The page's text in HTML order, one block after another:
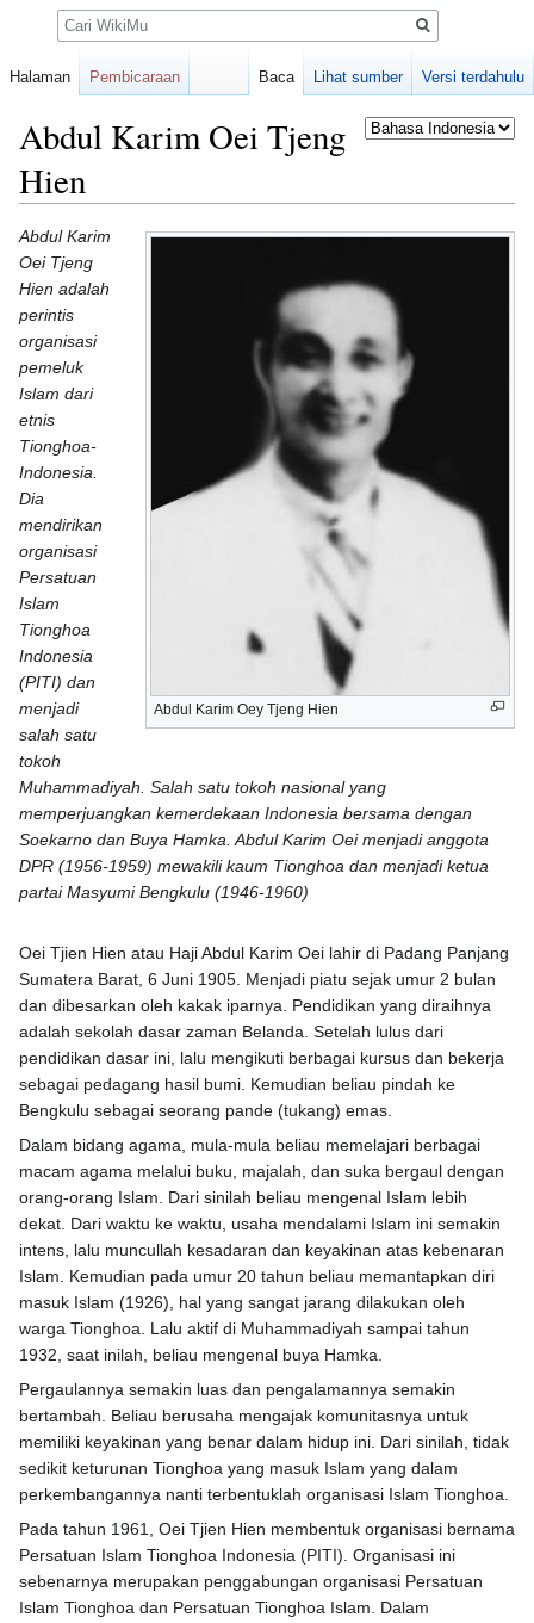
Abdul Karim Oei Tjeng
Hien
Loncat
ke
navigasi
Loncat
ke
pencarian
Abdul Karim Oey Tjeng Hien
Abdul Karim
Oei Tjeng
Hien adalah
perintis
organisasi
pemeluk
Islam dari
etnis
Tionghoa-
Indonesia.
Dia
mendirikan
organisasi
Persatuan
Islam
Tionghoa
Indonesia
(PITI) dan
menjadi
salah satu
tokoh
Muhammadiyah. Salah satu tokoh nasional yang
memperjuangkan kemerdekaan Indonesia bersama dengan
Soekarno dan Buya Hamka. Abdul Karim Oei menjadi anggota
DPR (1956-1959) mewakili kaum Tionghoa dan menjadi ketua
partai Masyumi Bengkulu (1946-1960)
Oei Tjien Hien atau Haji Abdul Karim Oei lahir di Padang Panjang
Sumatera Barat, 6 Juni 1905. Menjadi piatu sejak umur 2 bulan
dan dibesarkan oleh kakak iparnya. Pendidikan yang diraihnya
adalah sekolah dasar zaman Belanda. Setelah lulus dari
pendidikan dasar ini, lalu mengikuti berbagai kursus dan bekerja
sebagai pedagang hasil bumi. Kemudian beliau pindah ke
Bengkulu sebagai seorang pande (tukang) emas.
Dalam bidang agama, mula-mula beliau memelajari berbagai
macam agama melalui buku, majalah, dan suka bergaul dengan
orang-orang Islam. Dari sinilah beliau mengenal Islam lebih
dekat. Dari waktu ke waktu, usaha mendalami Islam ini semakin
intens, lalu muncullah kesadaran dan keyakinan atas kebenaran
Islam. Kemudian pada umur 20 tahun beliau memantapkan diri
masuk Islam (1926), hal yang sangat jarang dilakukan oleh
warga Tionghoa. Lalu aktif di Muhammadiyah sampai tahun
1932, saat inilah, beliau mengenal buya Hamka.
Pergaulannya semakin luas dan pengalamannya semakin
bertambah. Beliau berusaha mengajak komunitasnya untuk
memiliki keyakinan yang benar dalam hidup ini. Dari sinilah, tidak
sedikit keturunan Tionghoa yang masuk Islam yang dalam
perkembangannya nanti terbentuklah organisasi Islam Tionghoa.
Pada tahun 1961, Oei Tjien Hien membentuk organisasi bernama
Persatuan Islam Tionghoa Indonesia (PITI). Organisasi ini
sebenarnya merupakan penggabungan organisasi Persatuan
Islam Tionghoa dan Persatuan Tionghoa Islam. Dalam
Halaman Pembicaraan Baca Lihat sumber Versi terdahulu
Pencarian